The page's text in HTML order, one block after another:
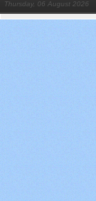
Thursday, 06 August 2026